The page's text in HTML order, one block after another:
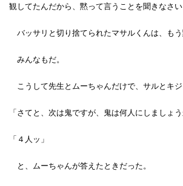
観してたんだから、黙って言うことを聞きなさい
バッサリと切り捨てられたマサルくんは、もう
みんなもだ。
こうして先生とムーちゃんだけで、サルとキジ
「さてと、次は鬼ですが、鬼は何人にしましょう
「４人ッ」
と、ムーちゃんが答えたときだった。